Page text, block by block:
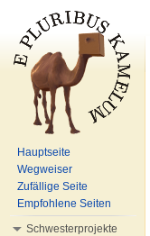
Hauptseite
Wegweiser
Zufällige Seite
Empfohlene Seiten
Schwesterprojekte